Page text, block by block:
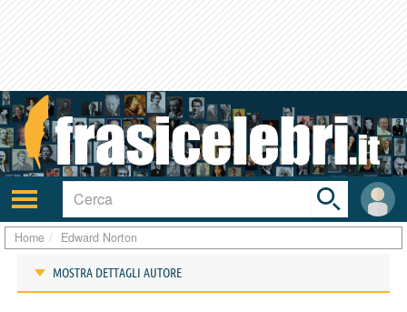
Attiva/disattiva
navigazione
User
area
Toggle
search
bar
Home Edward Norton
MOSTRA DETTAGLI AUTORE